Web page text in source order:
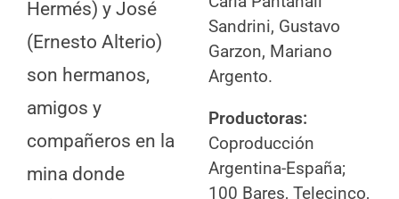
Hermés) y José
(Ernesto Alterio)
son hermanos,
amigos y
compañeros en la
mina donde
Sandrini, Gustavo
Garzon, Mariano
Argento.
Productoras:
Coproducción
Argentina-España;
100 Bares, Telecinco,